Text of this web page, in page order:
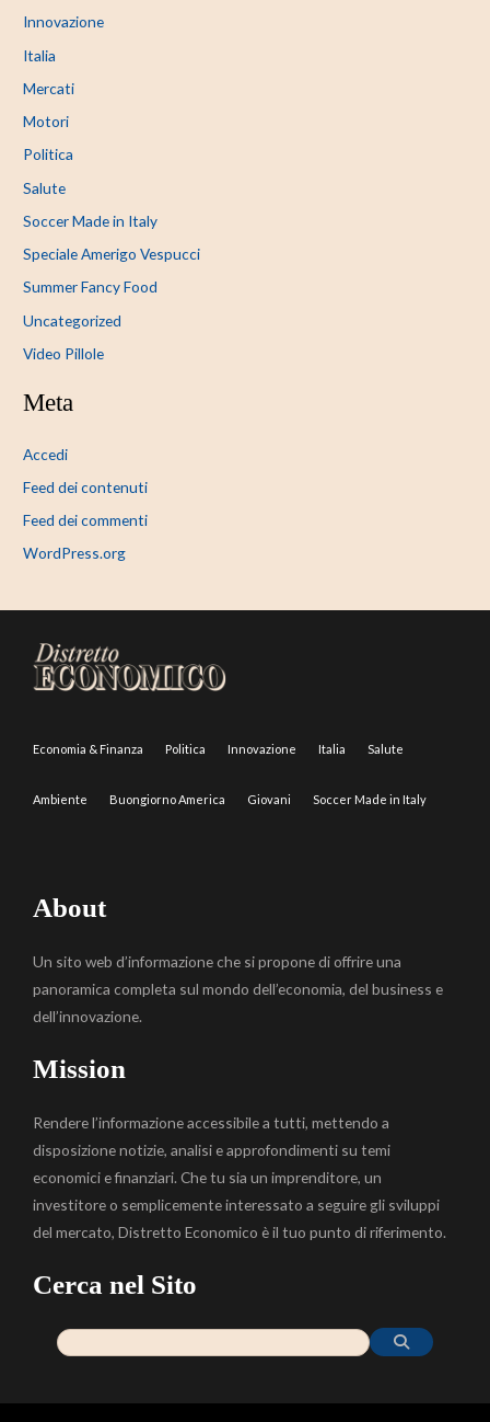
Innovazione
Italia
Mercati
Motori
Politica
Salute
Soccer Made in Italy
Speciale Amerigo Vespucci
Summer Fancy Food
Uncategorized
Video Pillole
Meta
Accedi
Feed dei contenuti
Feed dei commenti
WordPress.org
Economia & Finanza Politica Innovazione Italia Salute
Ambiente Buongiorno America Giovani Soccer Made in Italy
About
Un sito web d’informazione che si propone di offrire una
panoramica completa sul mondo dell’economia, del business e
dell’innovazione.
Mission
Rendere l’informazione accessibile a tutti, mettendo a
disposizione notizie, analisi e approfondimenti su temi
economici e finanziari. Che tu sia un imprenditore, un
investitore o semplicemente interessato a seguire gli sviluppi
del mercato, Distretto Economico è il tuo punto di riferimento.
Cerca nel Sito